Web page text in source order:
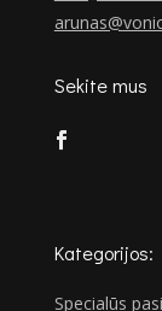
Sekite mus
Kategorijos:
Specialūs